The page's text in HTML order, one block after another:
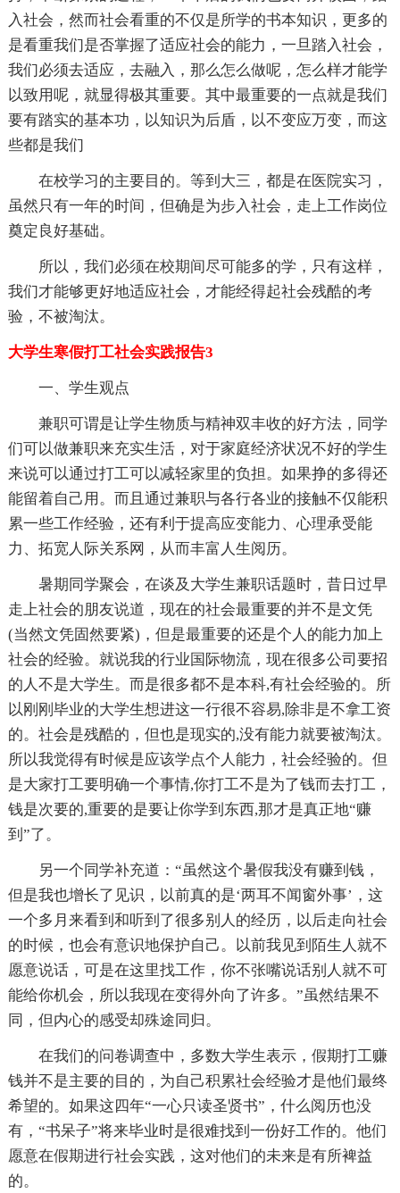
入社会，然而社会看重的不仅是所学的书本知识，更多的
是看重我们是否掌握了适应社会的能力，一旦踏入社会，
我们必须去适应，去融入，那么怎么做呢，怎么样才能学
以致用呢，就显得极其重要。其中最重要的一点就是我们
要有踏实的基本功，以知识为后盾，以不变应万变，而这
些都是我们
在校学习的主要目的。等到大三，都是在医院实习，
虽然只有一年的时间，但确是为步入社会，走上工作岗位
奠定良好基础。
所以，我们必须在校期间尽可能多的学，只有这样，
我们才能够更好地适应社会，才能经得起社会残酷的考
验，不被淘汰。
大学生寒假打工社会实践报告3
一、学生观点
兼职可谓是让学生物质与精神双丰收的好方法，同学
们可以做兼职来充实生活，对于家庭经济状况不好的学生
来说可以通过打工可以减轻家里的负担。如果挣的多得还
能留着自己用。而且通过兼职与各行各业的接触不仅能积
累一些工作经验，还有利于提高应变能力、心理承受能
力、拓宽人际关系网，从而丰富人生阅历。
暑期同学聚会，在谈及大学生兼职话题时，昔日过早
走上社会的朋友说道，现在的社会最重要的并不是文凭
(当然文凭固然要紧)，但是最重要的还是个人的能力加上
社会的经验。就说我的行业国际物流，现在很多公司要招
的人不是大学生。而是很多都不是本科,有社会经验的。所
以刚刚毕业的大学生想进这一行很不容易,除非是不拿工资
的。社会是残酷的，但也是现实的,没有能力就要被淘汰。
所以我觉得有时候是应该学点个人能力，社会经验的。但
是大家打工要明确一个事情,你打工不是为了钱而去打工，
钱是次要的,重要的是要让你学到东西,那才是真正地“赚
到”了。
另一个同学补充道：“虽然这个暑假我没有赚到钱，
但是我也增长了见识，以前真的是‘两耳不闻窗外事’，这
一个多月来看到和听到了很多别人的经历，以后走向社会
的时候，也会有意识地保护自己。以前我见到陌生人就不
愿意说话，可是在这里找工作，你不张嘴说话别人就不可
能给你机会，所以我现在变得外向了许多。”虽然结果不
同，但内心的感受却殊途同归。
在我们的问卷调查中，多数大学生表示，假期打工赚
钱并不是主要的目的，为自己积累社会经验才是他们最终
希望的。如果这四年“一心只读圣贤书”，什么阅历也没
有，“书呆子”将来毕业时是很难找到一份好工作的。他们
愿意在假期进行社会实践，这对他们的未来是有所裨益
的。